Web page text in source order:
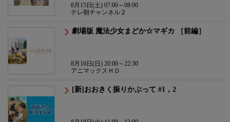
8月15日(土) 07:00～08:00
テレ朝チャンネル２
劇場版 魔法少女まどか☆マギカ ［前編］
8月16日(日) 20:00～22:30
アニマックスＨＤ
[新]おおきく振りかぶって #1，2